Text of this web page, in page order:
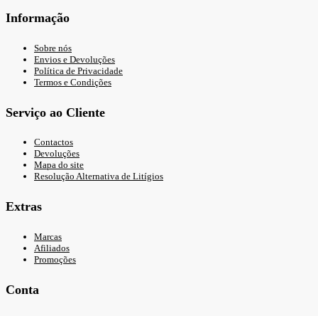
Informação
Sobre nós
Envios e Devoluções
Política de Privacidade
Termos e Condições
Serviço ao Cliente
Contactos
Devoluções
Mapa do site
Resolução Alternativa de Litígios
Extras
Marcas
Afiliados
Promoções
Conta